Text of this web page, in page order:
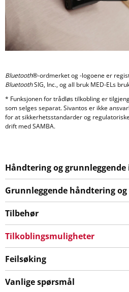
Bluetooth®-ordmerket og -logoene er
BluetoothSIG, Inc., og all bruk MED-ELs
* Funksjonen for trådløs tilkobling er
som selges separat. Sivantos er ikke
for at sikkerhetsstandarder og
drift med SAMBA.
Håndtering og
Grunnleggende håndtering
Tilbehør
Tilkoblingsmuligheter
Feilsøking
Vanlige spørsmål